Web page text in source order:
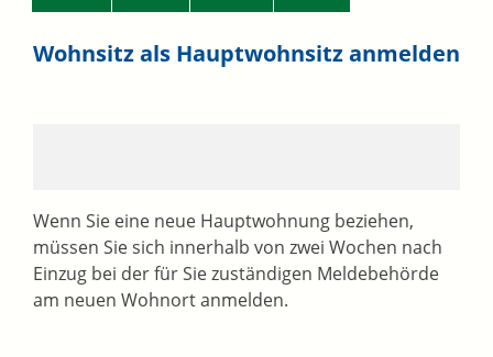
Wohnsitz als Hauptwohnsitz anmelden
Wenn Sie eine neue Hauptwohnung beziehen,
müssen Sie sich innerhalb von zwei Wochen nach
Einzug bei der für Sie zuständigen Meldebehörde
am neuen Wohnort anmelden.